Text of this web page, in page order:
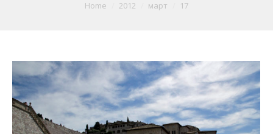
Blog
Retro Camera Museum
Home 2012 март 17